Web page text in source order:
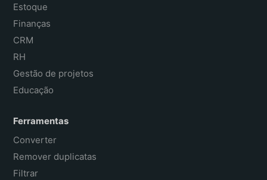
Estoque
Finanças
CRM
RH
Gestão de projetos
Educação
Ferramentas
Converter
Remover duplicatas
Filtrar